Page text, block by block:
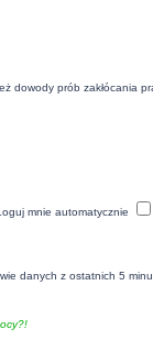
dowody prób zakłócania
mnie automatycznie
danych z ostatnich 5